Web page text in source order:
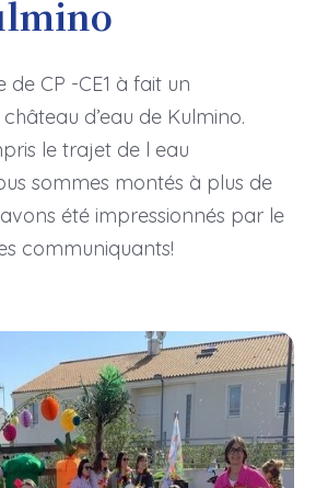
de CP -CE1 à fait un
d’eau de Kulmino.
le trajet de l eau
sommes montés à plus de
été impressionnés par le
communiquants!